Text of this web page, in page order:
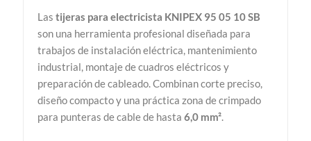
Las tijeras para electricista KNIPEX 95 05 10 SB
son una herramienta profesional diseñada para
trabajos de instalación eléctrica, mantenimiento
industrial, montaje de cuadros eléctricos y
preparación de cableado. Combinan corte preciso,
diseño compacto y una práctica zona de crimpado
para punteras de cable de hasta 6,0 mm².